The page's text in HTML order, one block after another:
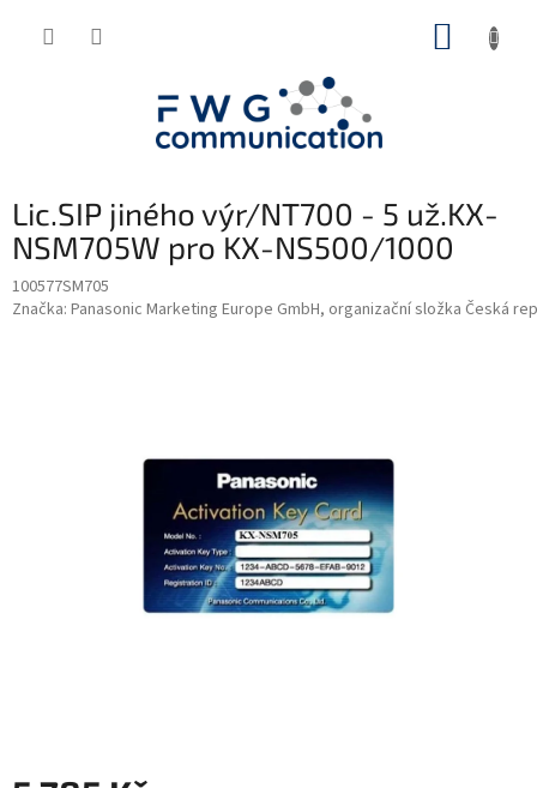
Lic.SIP jiného výr/NT700 - 5 už.KX-
NSM705W pro KX-NS500/1000
100577SM705
Značka: Panasonic Marketing Europe GmbH, organizační složka Česká